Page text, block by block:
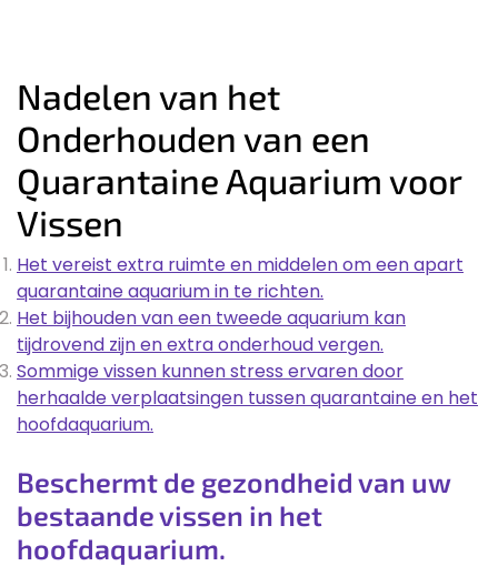
Nadelen van het
Onderhouden van een
Quarantaine Aquarium voor
Vissen
Het vereist extra ruimte en middelen om een apart
quarantaine aquarium in te richten.
Het bijhouden van een tweede aquarium kan
tijdrovend zijn en extra onderhoud vergen.
Sommige vissen kunnen stress ervaren door
herhaalde verplaatsingen tussen quarantaine en het
hoofdaquarium.
Beschermt de gezondheid van uw
bestaande vissen in het
hoofdaquarium.